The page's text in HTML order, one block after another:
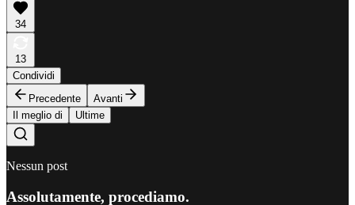
34
13
Condividi
Precedente
Avanti
Il meglio di
Ultime
Nessun post
Assolutamente, procediamo.